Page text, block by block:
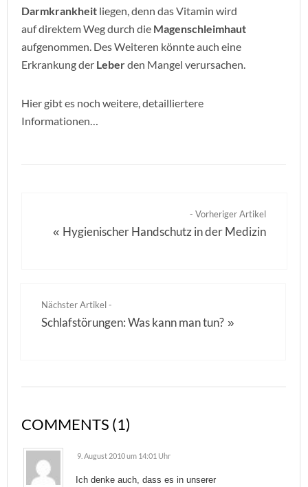
Darmkrankheit liegen, denn das Vitamin wird
auf direktem Weg durch die Magenschleimhaut
aufgenommen. Des Weiteren könnte auch eine
Erkrankung der Leberden Mangel verursachen.
Hier gibt es noch weitere, detailliertere
Informationen…
- Vorheriger Artikel
« Hygienischer Handschutz in der Medizin
Nächster Artikel -
Schlafstörungen: Was kann man tun? »
COMMENTS (1)
9. August 2010 um 14:01 Uhr
Ich denke auch, dass es in unserer